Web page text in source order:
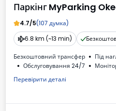
Паркінг MyParking
4.7/5(107 думка)
6.8 km (~13 min)
Безкоштовний трансфер Під
Обслуговування 24/7
Зарядна станція для
Для легкових автомобілів
Перевірити деталі